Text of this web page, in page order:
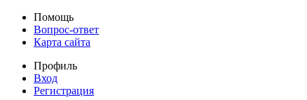
Помощь
Вопрос-ответ
Карта сайта
Профиль
Вход
Регистрация